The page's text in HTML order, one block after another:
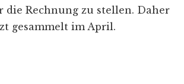
die Rechnung zu stellen. Daher
gesammelt im April.